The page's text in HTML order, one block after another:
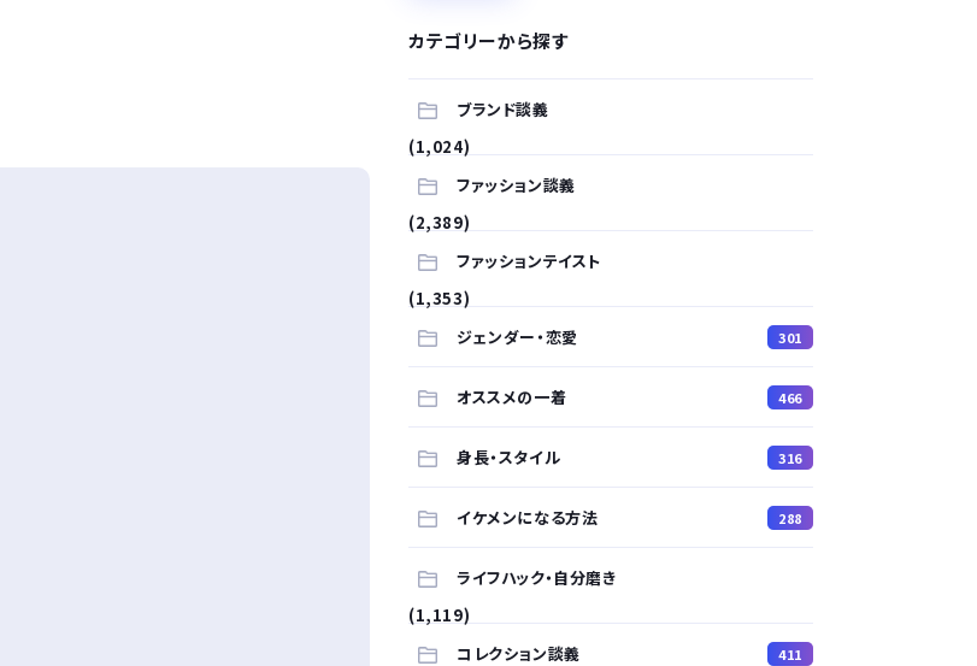
カテゴリーから探す
ブランド談義
(1,024)
ファッション談義
(2,389)
ファッションテイスト
(1,353)
ジェンダー・恋愛
301
オススメの一着 466
身長・スタイル 316
イケメンになる方法 288
ライフハック・自分磨き
(1,119)
コレクション談義
411